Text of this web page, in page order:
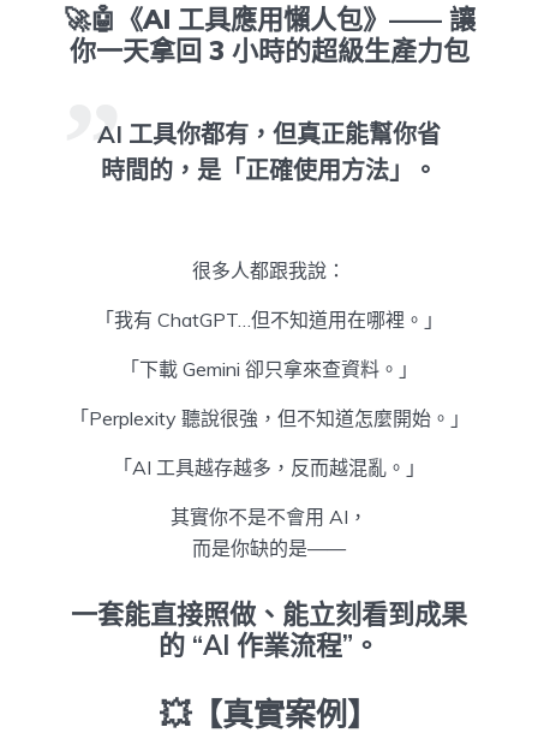
🚀🤖《AI 工具應用懶人包》—— 讓
你一天拿回 3 小時的超級生產力包
AI 工具你都有，但真正能幫你省
時間的，是「正確使用方法」。
很多人都跟我說：
「我有 ChatGPT…但不知道用在哪裡。」
「下載 Gemini 卻只拿來查資料。」
「Perplexity 聽說很強，但不知道怎麼開始。」
「AI 工具越存越多，反而越混亂。」
其實你不是不會用 AI，
而是你缺的是——
一套能直接照做、能立刻看到成果
的 “AI 作業流程”。
💥【真實案例】